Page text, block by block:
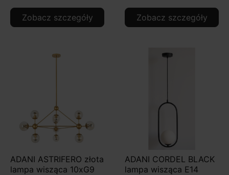
Zobacz szczegóły Zobacz szczegóły
ADANI ASTRIFERO złota
lampa wisząca 10xG9
ADANI CORDEL BLACK
lampa wisząca E14